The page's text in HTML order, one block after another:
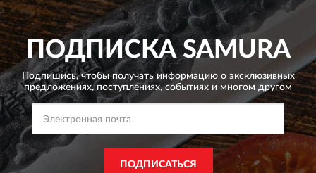
ПОДПИСКАSAMURA
Подпишись, чтобы получать информацию о эксклюзивных
предложениях, поступлениях, событиях и многом другом
ПОДПИСАТЬСЯ